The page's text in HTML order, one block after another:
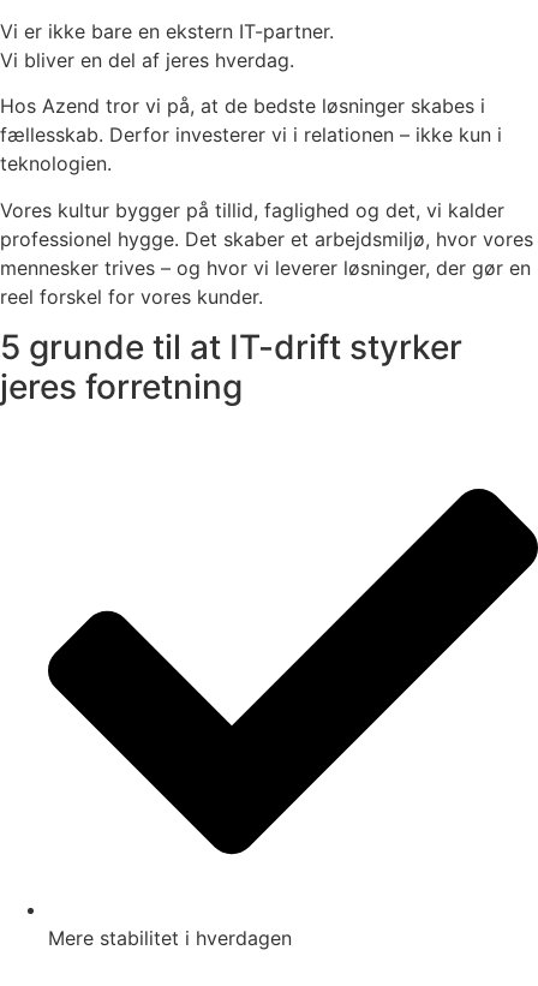
Vi er ikke bare en ekstern IT-partner.
Vi bliver en del af jeres hverdag.
Hos Azend tror vi på, at de bedste løsninger skabes i
fællesskab. Derfor investerer vi i relationen – ikke kun i
teknologien.
Vores kultur bygger på tillid, faglighed og det, vi kalder
professionel hygge. Det skaber et arbejdsmiljø, hvor vores
mennesker trives – og hvor vi leverer løsninger, der gør en
reel forskel for vores kunder.
5 grunde til at IT-drift styrker
jeres forretning
Mere stabilitet i hverdagen